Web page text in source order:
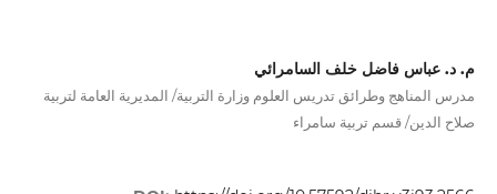
م. د. عباس فاضل خلف السامرائي
مدرس المناهج وطرائق تدريس العلوم وزارة التربية/ المديرية العامة لتربية
صلاح الدين/ قسم تربية سامراء